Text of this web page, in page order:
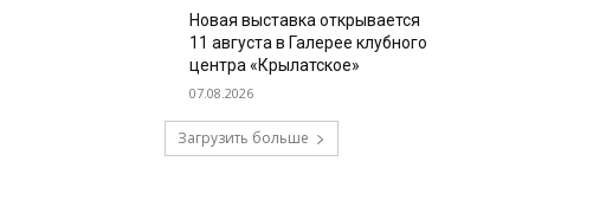
Новая выставка открывается
11 августа в Галерее клубного
центра «Крылатское»
07.08.2026
Загрузить больше